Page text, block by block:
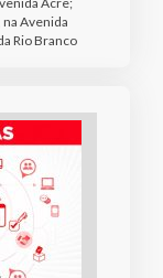
Avenida
Rio Branco